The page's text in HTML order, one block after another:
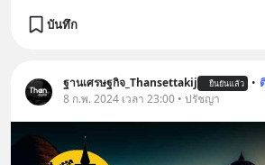
บันทึก
ฐานเศรษฐกิจ_Thansettakij ยืนยันแล้ว •
8 ก.พ. 2024 เวลา 23:00 • ปรัชญา